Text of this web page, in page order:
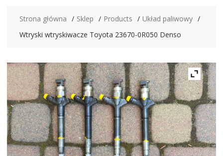
Strona główna Sklep Products
Układ paliwowy
Wtryski wtryskiwacze Toyota 23670-0R050 Denso